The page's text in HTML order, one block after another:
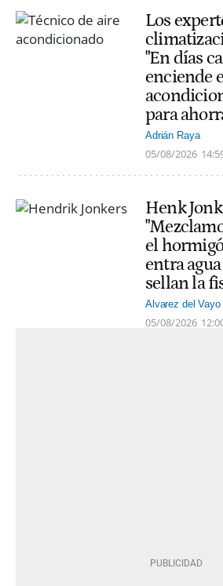
Los
"En días
enciende
para
Adrián Raya
05/08/2026
Henk
el
entra
sellan la
Alvarez del Vayo
05/08/2026